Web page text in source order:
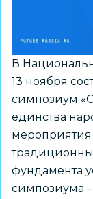
В
13 ноября
симпозиум
единства
мероприятия
фундамента
симпозиума